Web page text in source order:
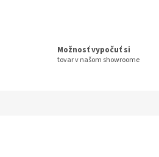
Možnosť vypočuť si
tovar v našom showroome